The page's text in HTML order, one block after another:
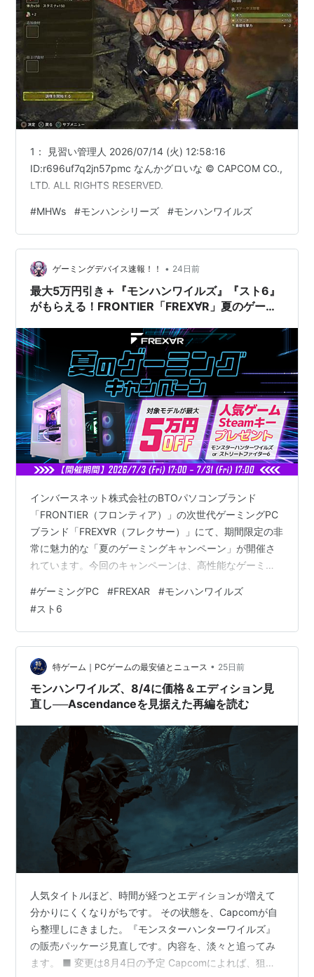
1： 見習い管理人 2026/07/14 (火) 12:58:16
ID:r696uf7q2jn57pmc なんかグロいな © CAPCOM CO.,
LTD. ALL RIGHTS RESERVED.
#MHWs #モンハンシリーズ #モンハンワイルズ
ゲーミングデバイス速報！！ • 24日前
最大5万円引き＋『モンハンワイルズ』『スト6』
がもらえる！FRONTIER「FREX∀R」夏のゲーミ
インバースネット株式会社のBTOパソコンブランド
「FRONTIER（フロンティア）」の次世代ゲーミングPC
ブランド「FREX∀R（フレクサー）」にて、期間限定の非
常に魅力的な「夏のゲーミングキャンペーン」が開催さ
れています。今回のキャンペーンは、高性能なゲーミン
なチャンスとなっています。なんと対象のゲーミングPC
全12機種が最大5万円OFFという特別価格で購入できるだ
けでなく、カプコンの超人気ゲームタイトルがもれなく
もらえるというダブルでお得な内容です。 キャンペーン
の概要と開催期間 高性能モデルが最大5万円OFF！対象
は厳選された12機種 …
#ゲーミングPC #FREXAR #モンハンワイルズ
#スト6
特ゲーム｜PCゲームの最安値とニュース • 25日前
モンハンワイルズ、8/4に価格＆エディション見
直し──Ascendanceを見据えた再編を読む
人気タイトルほど、時間が経つとエディションが増えて
分かりにくくなりがちです。 その状態を、Capcomが自
ら整理しにきました。『モンスターハンターワイルズ』
の販売パッケージ見直しです。内容を、淡々と追ってみ
ます。 ■ 変更は8月4日の予定 Capcomによれば、狙い